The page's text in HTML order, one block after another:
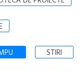
STIRI